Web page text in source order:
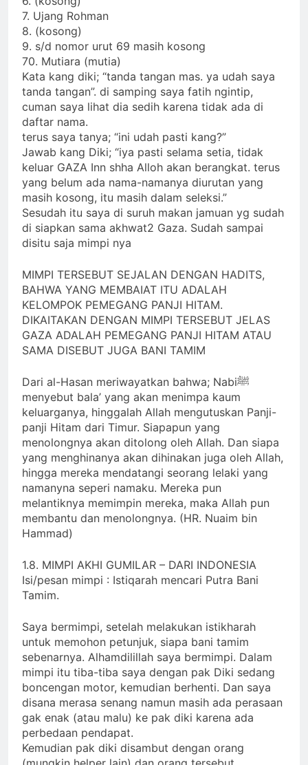
7. Ujang Rohman
8. (kosong)
9. s/d nomor urut 69 masih kosong
70. Mutiara (mutia)
Kata kang diki; “tanda tangan mas. ya udah saya
tanda tangan”. di samping saya fatih ngintip,
cuman saya lihat dia sedih karena tidak ada di
daftar nama.
terus saya tanya; “ini udah pasti kang?”
Jawab kang Diki; “iya pasti selama setia, tidak
keluar GAZA Inn shha Alloh akan berangkat. terus
yang belum ada nama-namanya diurutan yang
masih kosong, itu masih dalam seleksi.”
Sesudah itu saya di suruh makan jamuan yg sudah
di siapkan sama akhwat2 Gaza. Sudah sampai
disitu saja mimpi nya
MIMPI TERSEBUT SEJALAN DENGAN HADITS,
BAHWA YANG MEMBAIAT ITU ADALAH
KELOMPOK PEMEGANG PANJI HITAM.
DIKAITAKAN DENGAN MIMPI TERSEBUT JELAS
GAZA ADALAH PEMEGANG PANJI HITAM ATAU
SAMA DISEBUT JUGA BANI TAMIM
Dari al-Hasan meriwayatkan bahwa; Nabiﷺ
menyebut bala’ yang akan menimpa kaum
keluarganya, hinggalah Allah mengutuskan Panji-
panji Hitam dari Timur. Siapapun yang
menolongnya akan ditolong oleh Allah. Dan siapa
yang menghinanya akan dihinakan juga oleh Allah,
hingga mereka mendatangi seorang lelaki yang
namanyna seperi namaku. Mereka pun
melantiknya memimpin mereka, maka Allah pun
membantu dan menolongnya. (HR. Nuaim bin
Hammad)
1.8. MIMPI AKHI GUMILAR – DARI INDONESIA
Isi/pesan mimpi : Istiqarah mencari Putra Bani
Tamim.
Saya bermimpi, setelah melakukan istikharah
untuk memohon petunjuk, siapa bani tamim
sebenarnya. Alhamdilillah saya bermimpi. Dalam
mimpi itu tiba-tiba saya dengan pak Diki sedang
boncengan motor, kemudian berhenti. Dan saya
disana merasa senang namun masih ada perasaan
gak enak (atau malu) ke pak diki karena ada
perbedaan pendapat.
Kemudian pak diki disambut dengan orang